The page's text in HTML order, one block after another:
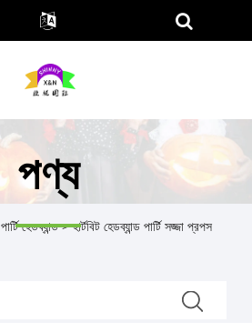
পণ্য
পার্টি হেডব্যান্ড> হার্টবিট হেডব্যান্ড পার্টি সজ্জা প্রপস